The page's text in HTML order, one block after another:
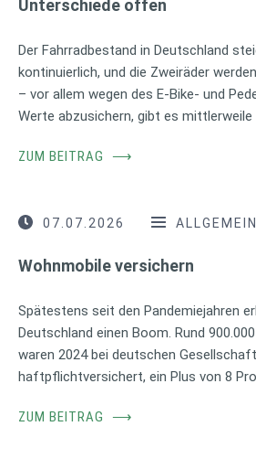
Unterschiede offen
Der Fahrradbestand in Deutschland
kontinuierlich, und die Zweiräder
– vor allem wegen des E-Bike- und
Werte abzusichern, gibt es mittlerweile
ZUM BEITRAG ⟶
07.07.2026 ALLGEMEIN
Wohnmobile versichern
Spätestens seit den Pandemiejahren
Deutschland einen Boom. Rund
waren 2024 bei deutschen
haftpflichtversichert, ein Plus von 8
ZUM BEITRAG ⟶